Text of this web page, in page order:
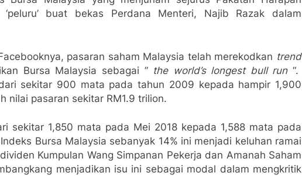
buat bekas Perdana Menteri, Najib Razak dalam
pasaran saham Malaysia telah merekodkan trend
Bursa Malaysia sebagai ” the world’s longest bull run“.
sekitar 900 mata pada tahun 2009 kepada hampir 1,900
nilai pasaran sekitar RM1.9 trilion.
sekitar 1,850 mata pada Mei 2018 kepada 1,588 mata pada
Bursa Malaysia sebanyak 14% ini menjadi keluhan ramai
Kumpulan Wang Simpanan Pekerja dan Amanah Saham
menjadikan isu ini sebagai modal dalam mengkritik